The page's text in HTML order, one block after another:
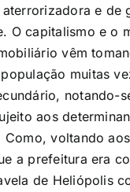
e de
O capitalismo e o
vêm
muitas
notando-
aos
Como, voltando
a prefeitura era
de Heliópolis